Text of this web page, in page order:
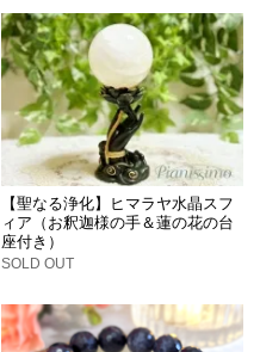
【聖なる浄化】ヒマラヤ水晶スフ
ィア（お釈迦様の手＆蓮の花の台
座付き）
SOLD OUT